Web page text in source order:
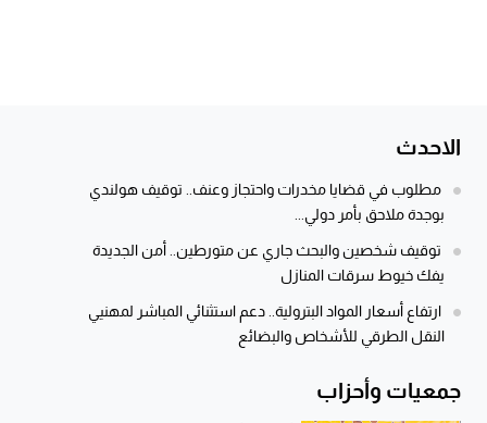
الاحدث
مطلوب في قضايا مخدرات واحتجاز وعنف.. توقيف هولندي
بوجدة ملاحق بأمر دولي...
توقيف شخصين والبحث جاري عن متورطين.. أمن الجديدة
يفك خيوط سرقات المنازل
ارتفاع أسعار المواد البترولية.. دعم استثنائي المباشر لمهنيي
النقل الطرقي للأشخاص والبضائع
جمعيات وأحزاب